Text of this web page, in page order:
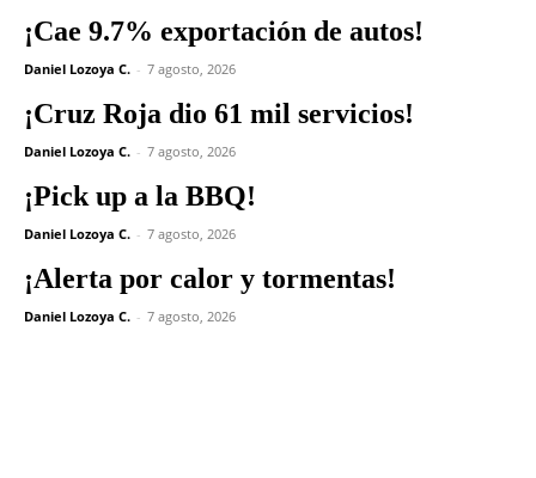
¡Cae 9.7% exportación de autos!
Daniel Lozoya C. - 7 agosto, 2026
¡Cruz Roja dio 61 mil servicios!
Daniel Lozoya C. - 7 agosto, 2026
¡Pick up a la BBQ!
Daniel Lozoya C. - 7 agosto, 2026
¡Alerta por calor y tormentas!
Daniel Lozoya C. - 7 agosto, 2026